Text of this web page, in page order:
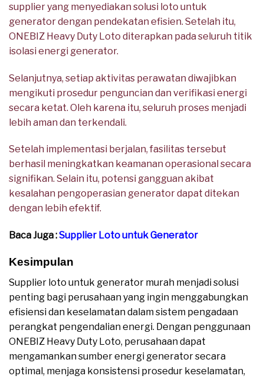
supplier yang menyediakan solusi loto untuk
generator dengan pendekatan efisien. Setelah itu,
ONEBIZ Heavy Duty Loto diterapkan pada seluruh titik
isolasi energi generator.
Selanjutnya, setiap aktivitas perawatan diwajibkan
mengikuti prosedur penguncian dan verifikasi energi
secara ketat. Oleh karena itu, seluruh proses menjadi
lebih aman dan terkendali.
Setelah implementasi berjalan, fasilitas tersebut
berhasil meningkatkan keamanan operasional secara
signifikan. Selain itu, potensi gangguan akibat
kesalahan pengoperasian generator dapat ditekan
dengan lebih efektif.
Baca Juga :Supplier Loto untuk Generator
Kesimpulan
Supplier loto untuk generator murah menjadi solusi
penting bagi perusahaan yang ingin menggabungkan
efisiensi dan keselamatan dalam sistem pengadaan
perangkat pengendalian energi. Dengan penggunaan
ONEBIZ Heavy Duty Loto, perusahaan dapat
mengamankan sumber energi generator secara
optimal, menjaga konsistensi prosedur keselamatan,